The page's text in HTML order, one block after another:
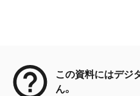
この資料にはデジ
ん。